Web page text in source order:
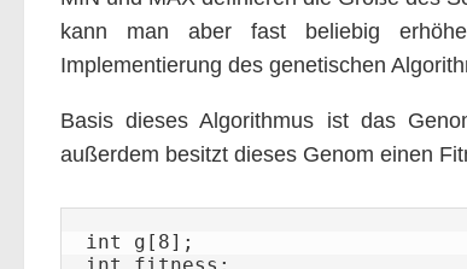
kann man aber fast beliebig
Implementierung des genetischen
Basis dieses Algorithmus ist das
außerdem besitzt dieses Genom einen
int g[8];